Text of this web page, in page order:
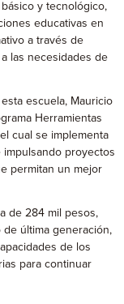
y tecnológico,
educativas en
a través de
las necesidades de
escuela, Mauricio
Herramientas
cual se implementa
impulsando proyectos
permitan un mejor
de 284 mil pesos,
última generación,
de los
para continuar